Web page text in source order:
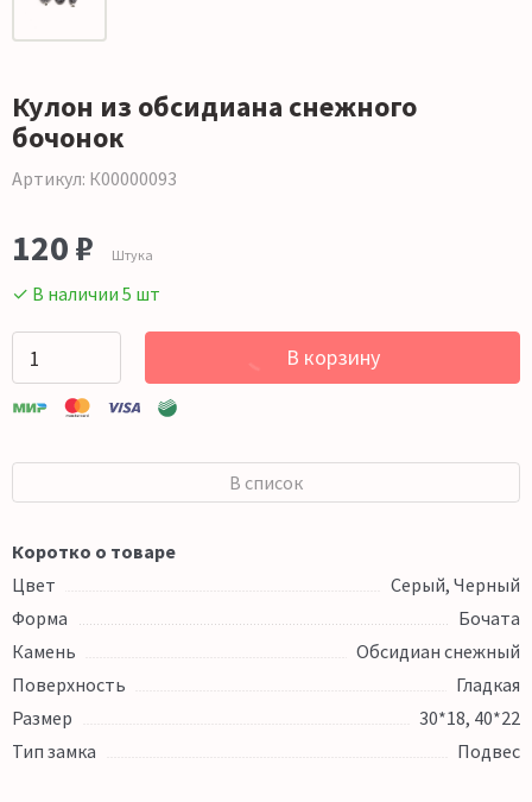
Кулон из обсидиана снежного
бочонок
Артикул: К00000093
120 ₽ Штука
✓ В наличии 5 шт
В корзину
В список
Коротко о товаре
Цвет
Серый, Черный
Форма
Бочата
Камень
Обсидиан снежный
Поверхность
Гладкая
Размер
30*18, 40*22
Тип замка
Подвес